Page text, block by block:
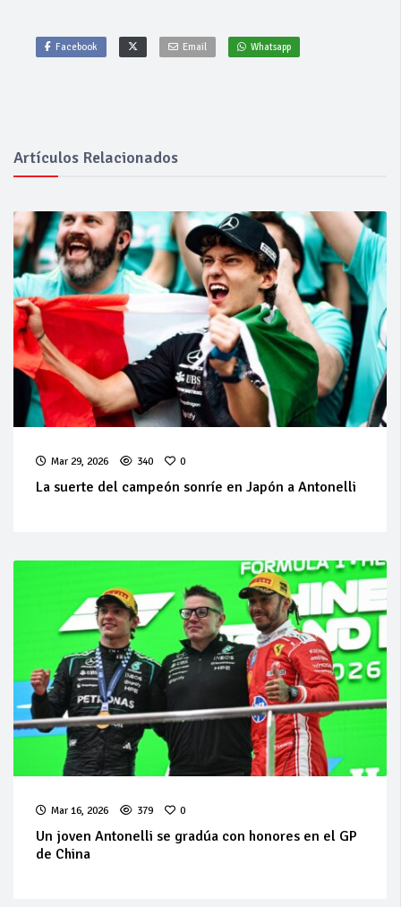
Facebook Email Whatsapp
Artículos Relacionados
Mar 29, 2026 340 0
La suerte del campeón sonríe en Japón a Antonelli
Mar 16, 2026 379 0
Un joven Antonelli se gradúa con honores en el GP
de China